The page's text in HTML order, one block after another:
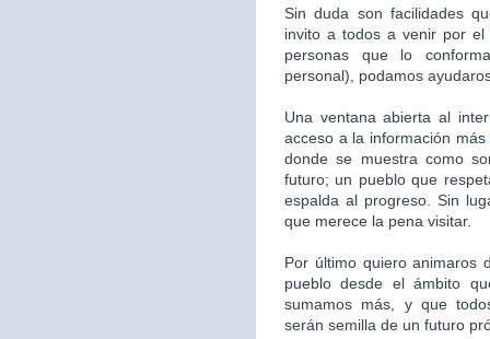
Sin duda son facilidades
invito a todos a venir por
personas que lo
personal), podamos
Una ventana abierta al
acceso a la información
donde se muestra como
futuro; un pueblo que
espalda al progreso. Sin
que merece la pena visitar.
Por último quiero animaros
pueblo desde el ámbito
sumamos más, y que
serán semilla de un futuro